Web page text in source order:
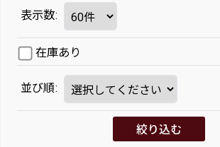
表示数:
在庫あり
並び順:
絞り込む